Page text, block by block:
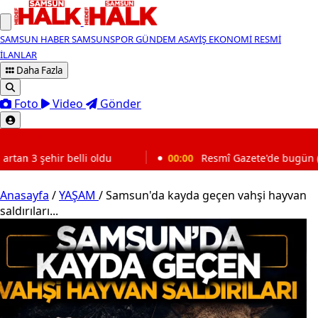
SAMSUN HABERSAMSUNSPORGÜNDEM ASAYİŞ EKONOMİ RESMİ
İLANLAR
Daha Fazla
Foto Video Gönder
00:00 Resmî Gazete'de bugün (8 Ağustos 2026 Resmî
Anasayfa /YAŞAM /Samsun'da kayda geçen vahşi hayvan
saldırıları...